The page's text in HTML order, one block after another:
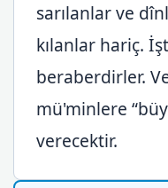
sarılanlar ve
kılanlar hariç.
beraberdirler.
mü'minlere
verecektir.